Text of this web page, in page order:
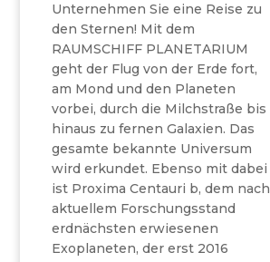
Unternehmen Sie eine Reise zu
den Sternen! Mit dem
RAUMSCHIFF PLANETARIUM
geht der Flug von der Erde fort,
am Mond und den Planeten
vorbei, durch die Milchstraße bis
hinaus zu fernen Galaxien. Das
gesamte bekannte Universum
wird erkundet. Ebenso mit dabei
ist Proxima Centauri b, dem nach
aktuellem Forschungsstand
erdnächsten erwiesenen
Exoplaneten, der erst 2016